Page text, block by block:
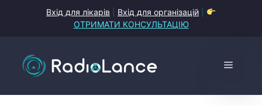
Вхід для лікарів Вхід для організацій
ОТРИМАТИ КОНСУЛЬТАЦІЮ
Меню